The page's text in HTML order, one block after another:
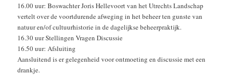
16.00 uur: Boswachter Joris Hellevoort van het Utrechts Landschap
vertelt over de voortdurende afweging in het beheer ten gunste van
natuur en/of cultuurhistorie in de dagelijkse beheerpraktijk.
16.30 uur Stellingen Vragen Discussie
16.50 uur: Afsluiting
Aansluitend is er gelegenheid voor ontmoeting en discussie met een
drankje.